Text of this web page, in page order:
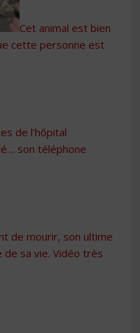
Cet animal est bien
cette personne est
de l’hôpital
son téléphone
de mourir, son ultime
sa vie. Vidéo très